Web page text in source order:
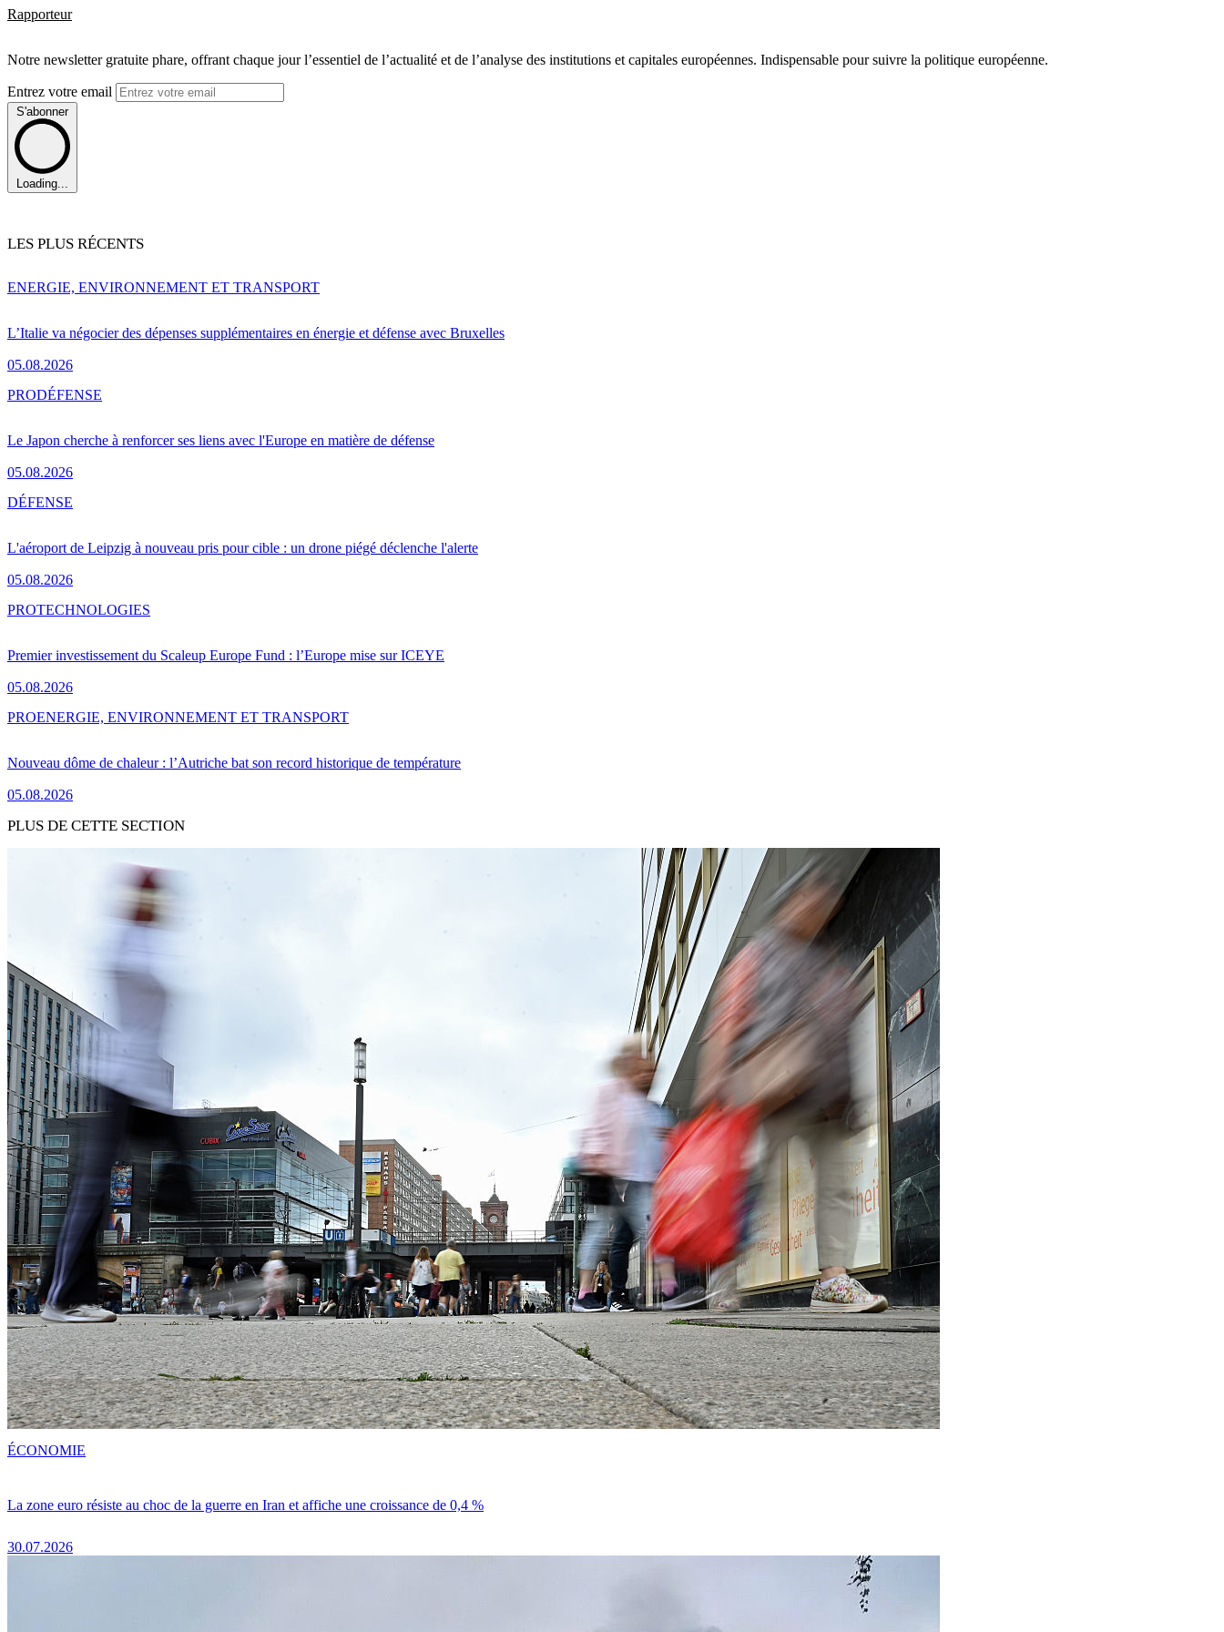
Rapporteur
Notre newsletter gratuite phare, offrant chaque jour l’essentiel de l’actualité et de l’analyse des institutions et capitales européennes. Indispensable pour suivre la politique européenne.
Entrez votre email
S'abonner
Loading...
LES PLUS RÉCENTS
L’Italie va négocier des dépenses supplémentaires en énergie et défense avec Bruxelles
05.08.2026
ENERGIE, ENVIRONNEMENT ET TRANSPORT
Le Japon cherche à renforcer ses liens avec l'Europe en matière de défense
05.08.2026
PRODÉFENSE
L'aéroport de Leipzig à nouveau pris pour cible : un drone piégé déclenche l'alerte
05.08.2026
DÉFENSE
Premier investissement du Scaleup Europe Fund : l’Europe mise sur ICEYE
05.08.2026
PROTECHNOLOGIES
Nouveau dôme de chaleur : l’Autriche bat son record historique de température
05.08.2026
PROENERGIE, ENVIRONNEMENT ET TRANSPORT
PLUS DE CETTE SECTION
La zone euro résiste au choc de la guerre en Iran et affiche une croissance de 0,4 %
30.07.2026
ÉCONOMIE